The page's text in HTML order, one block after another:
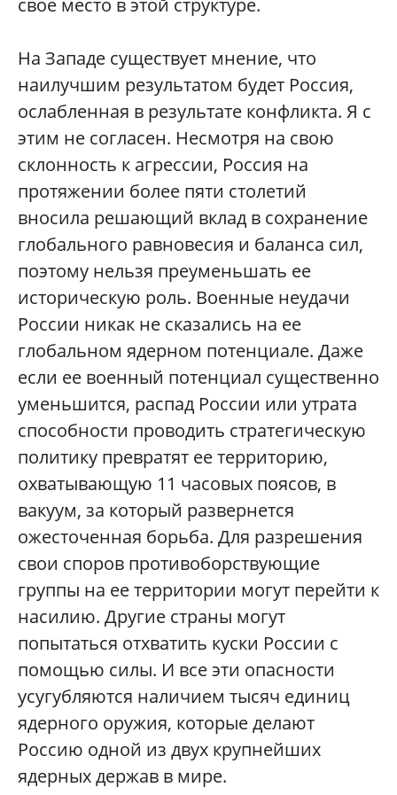
свое место в этой структуре.
На Западе существует мнение, что
наилучшим результатом будет Россия,
ослабленная в результате конфликта. Я с
этим не согласен. Несмотря на свою
склонность к агрессии, Россия на
протяжении более пяти столетий
вносила решающий вклад в сохранение
глобального равновесия и баланса сил,
поэтому нельзя преуменьшать ее
историческую роль. Военные неудачи
России никак не сказались на ее
глобальном ядерном потенциале. Даже
если ее военный потенциал существенно
уменьшится, распад России или утрата
способности проводить стратегическую
политику превратят ее территорию,
охватывающую 11 часовых поясов, в
вакуум, за который развернется
ожесточенная борьба. Для разрешения
свои споров противоборствующие
группы на ее территории могут перейти к
насилию. Другие страны могут
попытаться отхватить куски России с
помощью силы. И все эти опасности
усугубляются наличием тысяч единиц
ядерного оружия, которые делают
Россию одной из двух крупнейших
ядерных держав в мире.